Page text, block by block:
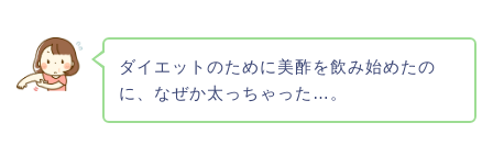
ダイエットのために美酢を飲み始めたの
に、なぜか太っちゃった…。